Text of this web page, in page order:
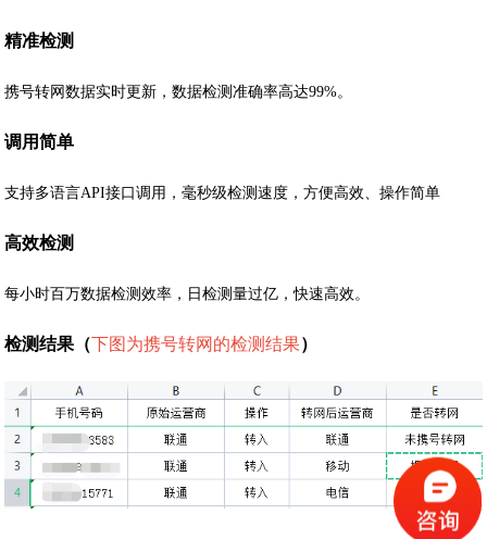
精准检测
携号转网数据实时更新，数据检测准确率高达99%。
调用简单
支持多语言API接口调用，毫秒级检测速度，方便高效、操作简单
高效检测
每小时百万数据检测效率，日检测量过亿，快速高效。
检测结果（下图为携号转网的检测结果）